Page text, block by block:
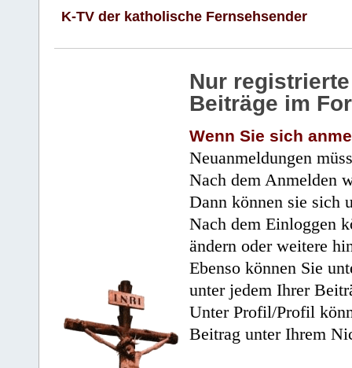
K-TV der katholische Fernsehsender
Nur
Beiträge im
Wenn Sie sich
Neuanmeldungen
Nach dem Anmelden
Dann können sie sich
Nach dem Einloggen
ändern oder weitere
Ebenso können Sie
unter jedem Ihrer
Unter Profil/Profil
Beitrag unter Ihrem